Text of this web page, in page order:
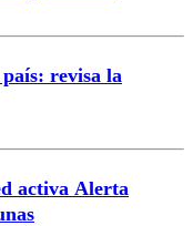
revisa la
activa Alerta